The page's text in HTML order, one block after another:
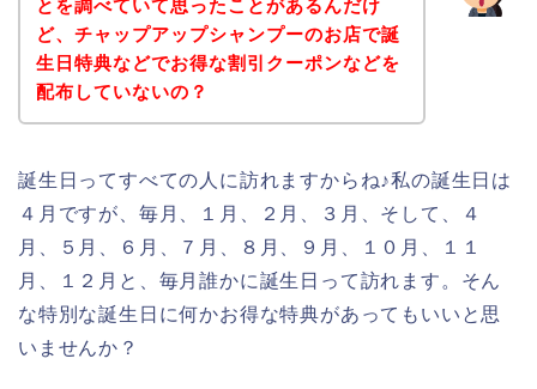
とを調べていて思ったことがあるんだけ
ど、チャップアップシャンプーのお店で誕
生日特典などでお得な割引クーポンなどを
配布していないの？
誕生日ってすべての人に訪れますからね♪私の誕生日は
４月ですが、毎月、１月、２月、３月、そして、４
月、５月、６月、７月、８月、９月、１０月、１１
月、１２月と、毎月誰かに誕生日って訪れます。そん
な特別な誕生日に何かお得な特典があってもいいと思
いませんか？